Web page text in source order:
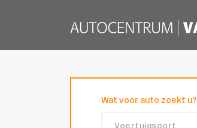
Wat voor auto zoekt u?